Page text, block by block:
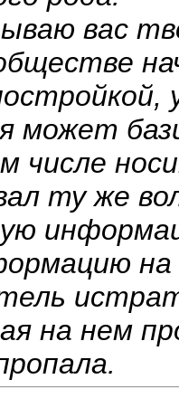
вас
может
числе
ту же
на нем